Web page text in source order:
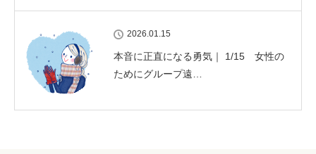
2026.01.15
本音に正直になる勇気｜ 1/15 女性の
ためにグループ遠…